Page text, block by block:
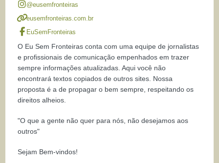
@eusemfronteiras
eusemfronteiras.com.br
EuSemFronteiras
O Eu Sem Fronteiras conta com uma equipe de jornalistas
e profissionais de comunicação empenhados em trazer
sempre informações atualizadas. Aqui você não
encontrará textos copiados de outros sites. Nossa
proposta é a de propagar o bem sempre, respeitando os
direitos alheios.
"O que a gente não quer para nós, não desejamos aos
outros"
Sejam Bem-vindos!